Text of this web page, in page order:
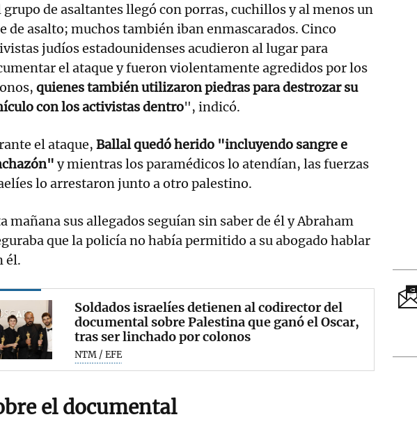
grupo de asaltantes llegó con porras, cuchillos y al menos un
de asalto; muchos también iban enmascarados. Cinco
judíos estadounidenses acudieron al lugar para
el ataque y fueron violentamente agredidos por los
quienes también utilizaron piedras para destrozar su
con los activistas dentro", indicó.
el ataque, Ballal quedó herido "incluyendo sangre e
y mientras los paramédicos lo atendían, las fuerzas
lo arrestaron junto a otro palestino.
mañana sus allegados seguían sin saber de él y Abraham
que la policía no había permitido a su abogado hablar
él.
Soldados israelíes detienen al codirector del
documental sobre Palestina que ganó el Oscar,
tras ser linchado por colonos
NTM / EFE
el documental